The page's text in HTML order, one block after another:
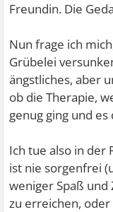
Freundin. Die
Nun frage ich
Grübelei
ängstliches, aber
ob die Therapie,
genug ging und
Ich tue also in der
ist nie sorgenfrei
weniger Spaß und
zu erreichen,